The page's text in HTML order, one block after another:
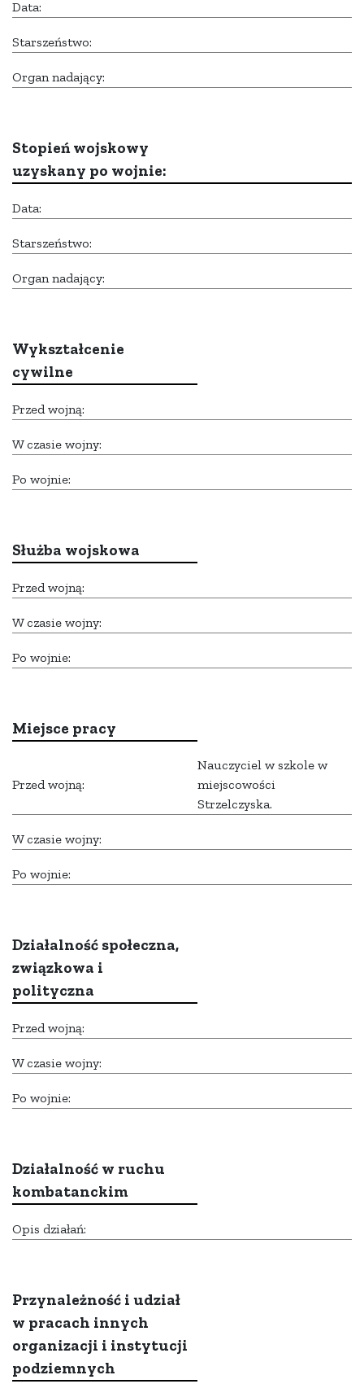
Data:
Starszeństwo:
Organ nadający:
Stopień wojskowy
uzyskany po wojnie:
Data:
Starszeństwo:
Organ nadający:
Wykształcenie
cywilne
Przed wojną:
W czasie wojny:
Po wojnie:
Służba wojskowa
Przed wojną:
W czasie wojny:
Po wojnie:
Miejsce pracy
Przed wojną:
Nauczyciel w szkole w
miejscowości
Strzelczyska.
W czasie wojny:
Po wojnie:
Działalność społeczna,
związkowa i
polityczna
Przed wojną:
W czasie wojny:
Po wojnie:
Działalność w ruchu
kombatanckim
Opis działań:
Przynależność i udział
w pracach innych
organizacji i instytucji
podziemnych